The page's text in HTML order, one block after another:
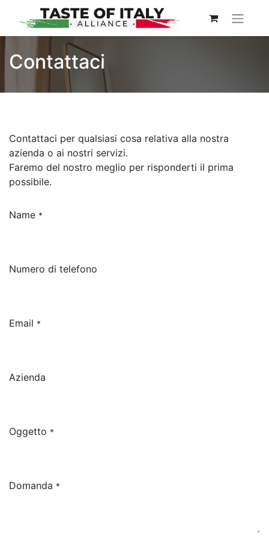
Contattaci
Contattaci per qualsiasi cosa relativa alla nostra
azienda o ai nostri servizi.
Faremo del nostro meglio per risponderti il prima
possibile.
Name *
Numero di telefono
Email *
Azienda
Oggetto *
Domanda *